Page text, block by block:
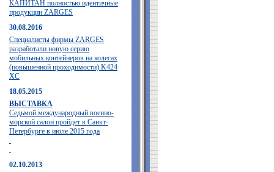
КАПИТАН полностью идентичные
продукции ZARGES
30.08.2016
Специалисты фирмы ZARGES
разработали новую серию
мобильных контейнеров на колесах
(повышенной проходимости) K424
XC
18.05.2015
ВЫСТАВКА
Седьмой международный военно-
морской салон пройдет в Санкт-
Петербурге в июле 2015 года
02.10.2013